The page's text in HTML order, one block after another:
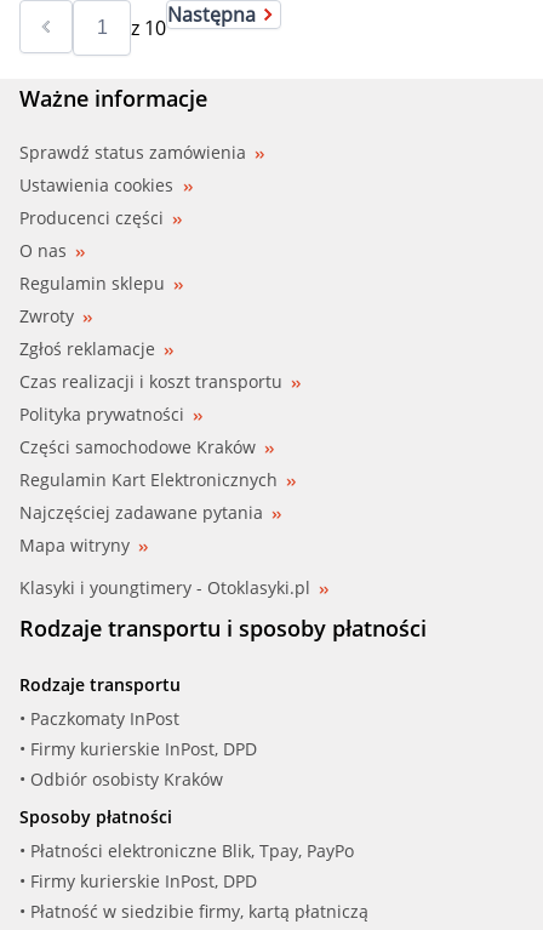
z 10Następna
Ważne informacje
Sprawdź status zamówienia
Ustawienia cookies
Producenci części
O nas
Regulamin sklepu
Zwroty
Zgłoś reklamacje
Czas realizacji i koszt transportu
Polityka prywatności
Części samochodowe Kraków
Regulamin Kart Elektronicznych
Najczęściej zadawane pytania
Mapa witryny
Klasyki i youngtimery - Otoklasyki.pl
Rodzaje transportu i sposoby płatności
Rodzaje transportu
• Paczkomaty InPost
• Firmy kurierskie InPost, DPD
• Odbiór osobisty Kraków
Sposoby płatności
• Płatności elektroniczne Blik, Tpay, PayPo
• Firmy kurierskie InPost, DPD
• Płatność w siedzibie firmy, kartą płatniczą